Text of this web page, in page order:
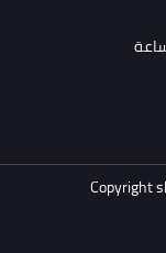
Copyright